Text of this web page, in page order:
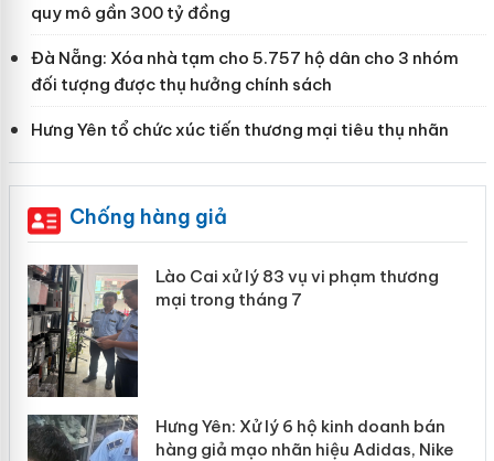
quy mô gần 300 tỷ đồng
Đà Nẵng: Xóa nhà tạm cho 5.757 hộ dân cho 3 nhóm
đối tượng được thụ hưởng chính sách
Hưng Yên tổ chức xúc tiến thương mại tiêu thụ nhãn
Chống hàng giả
Lào Cai xử lý 83 vụ vi phạm thương
mại trong tháng 7
Hưng Yên: Xử lý 6 hộ kinh doanh bán
hàng giả mạo nhãn hiệu Adidas, Nike